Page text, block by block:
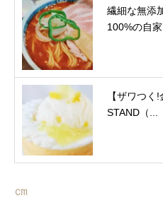
繊細な無添
100%の自家
【ザワつ
STAND（...
㎝